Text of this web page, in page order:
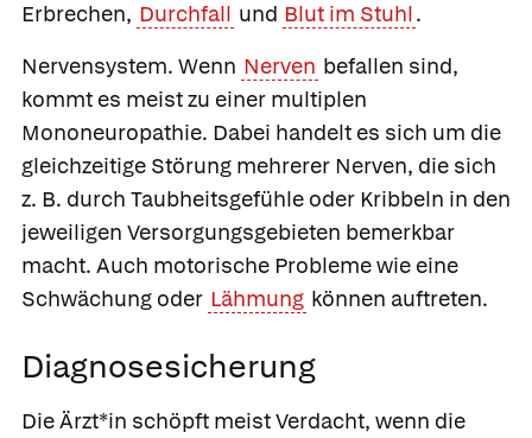
Erbrechen, Durchfall und Blut im Stuhl.
Nervensystem. Wenn Nerven befallen sind,
kommt es meist zu einer multiplen
Mononeuropathie. Dabei handelt es sich um die
gleichzeitige Störung mehrerer Nerven, die sich
z. B. durch Taubheitsgefühle oder Kribbeln in den
jeweiligen Versorgungsgebieten bemerkbar
macht. Auch motorische Probleme wie eine
Schwächung oder Lähmung können auftreten.
Diagnosesicherung
Die Ärzt*in schöpft meist Verdacht, wenn die